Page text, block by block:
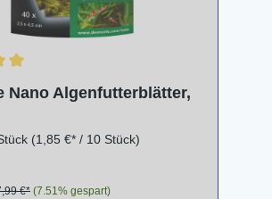
Nano Algenfutterblätter,
(1,85 €* / 10 Stück)
€* (7.51% gespart)